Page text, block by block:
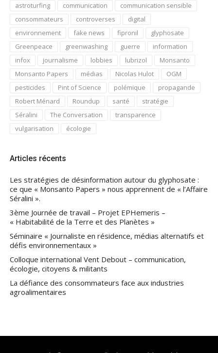
astroturfing
communication
communication sensible
consommateurs
controverses
digital
environnement
fake news fipronil
glyphosate
Greenpeace
greenwashing guerre
information
infox
journalisme lobbies lubrizol
Monsanto
Monsanto Papers
médias Nicolas Hulot
OGM
pesticides
Pint of Science polémique
propagande
Robert Ménard
Roundup santé
stratégie
Séralini
The Conversation
transparence
vulgarisation
écologie
Articles récents
Les stratégies de désinformation autour du glyphosate :
ce que « Monsanto Papers » nous apprennent de « l’Affaire
Séralini ».
3ème Journée de travail – Projet EPHemeris –
« Habitabilité de la Terre et des Planètes »
Séminaire « Journaliste en résidence, médias alternatifs et
défis environnementaux »
Colloque international Vent Debout – communication,
écologie, citoyens & militants
La défiance des consommateurs face aux industries
agroalimentaires